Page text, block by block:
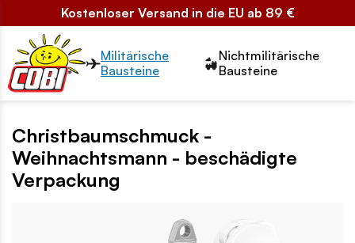
Kostenloser Versand in die EU ab 89 €
Przełącznik segmentów2
Militärische
Bausteine
Nichtmilitärische
Bausteine
Christbaumschmuck -
Weihnachtsmann - beschädigte
Verpackung